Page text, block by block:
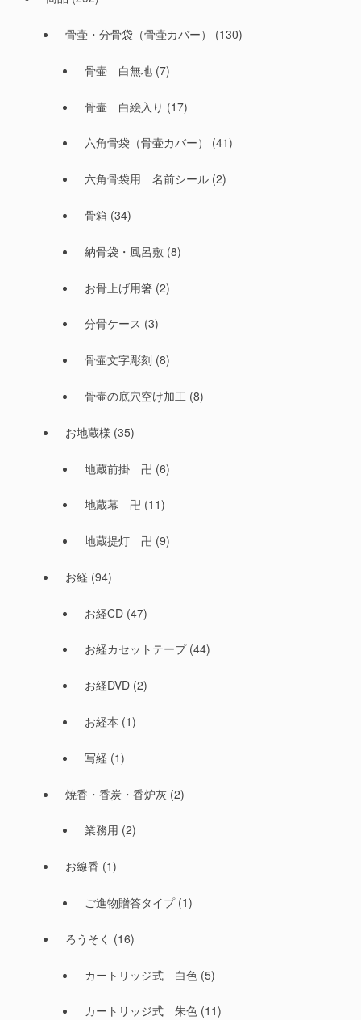
骨壷・分骨袋（骨壷カバー） (130)
骨壷 白無地(7)
骨壷 白絵入り (17)
六角骨袋（骨壷カバー） (41)
六角骨袋用 名前シール(2)
骨箱(34)
納骨袋・風呂敷(8)
お骨上げ用箸(2)
分骨ケース (3)
骨壷文字彫刻 (8)
骨壷の底穴空け加工 (8)
お地蔵様 (35)
地蔵前掛 卍 (6)
地蔵幕 卍 (11)
地蔵提灯 卍 (9)
お経 (94)
お経CD(47)
お経カセットテープ(44)
お経DVD(2)
お経本 (1)
写経 (1)
焼香・香炭・香炉灰 (2)
業務用 (2)
お線香 (1)
ご進物贈答タイプ(1)
ろうそく (16)
カートリッジ式 白色(5)
カートリッジ式 朱色(11)